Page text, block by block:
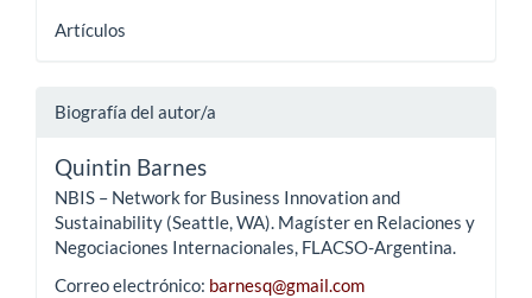
Artículos
Biografía del autor/a
Quintin Barnes
NBIS – Network for Business Innovation and
Sustainability (Seattle, WA). Magíster en Relaciones y
Negociaciones Internacionales, FLACSO-Argentina.
Correo electrónico: barnesq@gmail.com